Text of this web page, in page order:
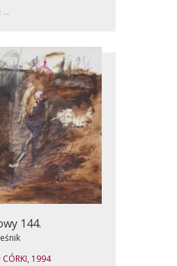
...
144.
CÓRKI, 1994